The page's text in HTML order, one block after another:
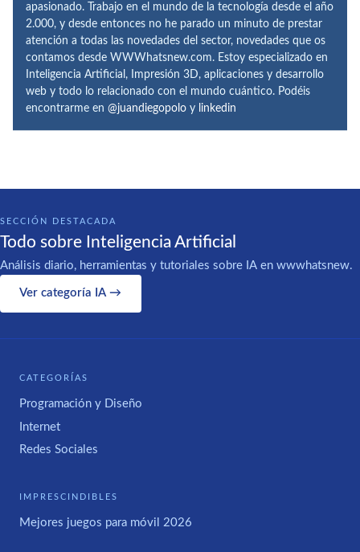
apasionado. Trabajo en el mundo de la tecnología desde el año
2.000, y desde entonces no he parado un minuto de prestar
atención a todas las novedades del sector, novedades que os
contamos desde WWWhatsnew.com. Estoy especializado en
Inteligencia Artificial, Impresión 3D, aplicaciones y desarrollo
web y todo lo relacionado con el mundo cuántico. Podéis
encontrarme en @juandiegopolo y linkedin
SECCIÓN DESTACADA
Todo sobre Inteligencia Artificial
Análisis diario, herramientas y tutoriales sobre IA en wwwhatsnew.
Ver categoría IA →
CATEGORÍAS
Programación y Diseño
Internet
Redes Sociales
IMPRESCINDIBLES
Mejores juegos para móvil 2026